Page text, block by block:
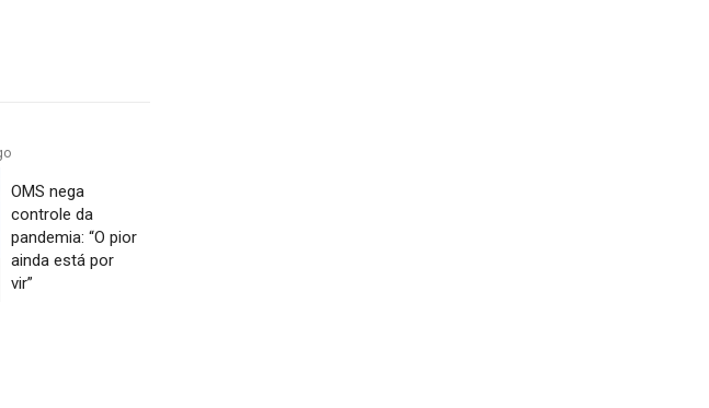
OMS nega
controle da
pandemia: “O pior
ainda está por
vir”